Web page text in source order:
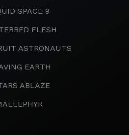
SPACE 9
FLESH
ASTRONAUTS
EARTH
ABLAZE